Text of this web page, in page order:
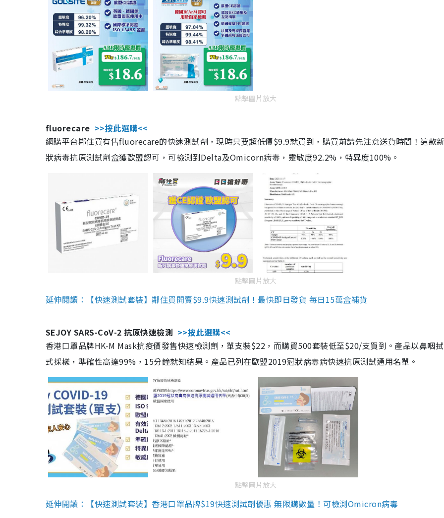
點擊圖片放大
fluorecare >>按此選購<<
網購平台鄰住買有售fluorecare的快速測試劑，現時只要超低價$9.9就買到，購買前請先注意送貨時間！這款
狀病毒抗原測試劑盒獲歐盟認可，可檢測到Delta及Omicorn病毒，靈敏度92.2%，特異度100%。
點擊圖片放大
延伸閱讀：【快速測試套裝】鄰住買開賣$9.9快速測試劑！最快即日發貨 每日15萬盒補貨
SEJOY SARS-CoV-2 抗原快速檢測 >>按此選購<<
香港口罩品牌HK-M Mask抗疫價發售快速檢測劑，單支裝$22，而購買500套裝低至$20/支買到。產品以鼻咽
式採樣，準確性高達99%，15分鐘就知結果。產品已列在歐盟2019冠狀病毒病快速抗原測試通用名單。
點擊圖片放大
延伸閱讀：【快速測試套裝】香港口罩品牌$19快速測試劑優惠 無限購數量！可檢測Omicron病毒